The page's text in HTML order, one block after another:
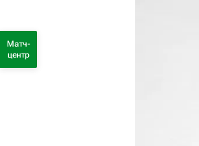
Матч-
центр